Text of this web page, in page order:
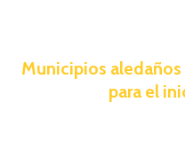
Municipios aledaños
para el